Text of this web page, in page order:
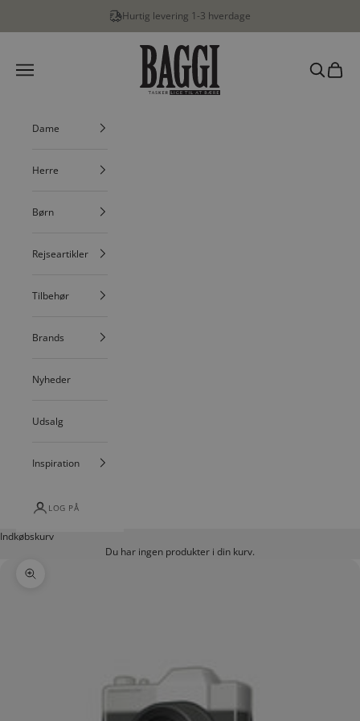
Hurtig levering 1-3 hverdage
BAGGI
Menu
Søg
Dame
Herre
Børn
Rejseartikler
Tilbehør
Brands
Nyheder
Udsalg
Inspiration
LOG PÅ
Indkøbskurv
Du har ingen produkter i din kurv.
Zoom